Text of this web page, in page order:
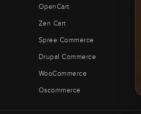
OpenCart
Zen Cart
Spree Commerce
Drupal Commerce
WooCommerce
Oscommerce